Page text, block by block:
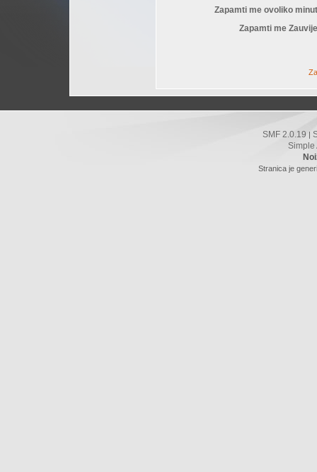
Zapamti me ovoliko
Zapamti me
SMF 2.0.19
Simple
Stranica je